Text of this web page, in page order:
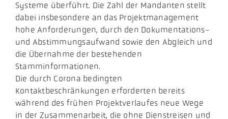
Systeme überführt. Die Zahl der Mandanten stellt
dabei insbesondere an das Projektmanagement
hohe Anforderungen, durch den Dokumentations-
und Abstimmungsaufwand sowie den Abgleich und
die Übernahme der bestehenden
Stamminformationen.
Die durch Corona bedingten
Kontaktbeschränkungen erforderten bereits
während des frühen Projektverlaufes neue Wege
in der Zusammenarbeit, die ohne Dienstreisen und